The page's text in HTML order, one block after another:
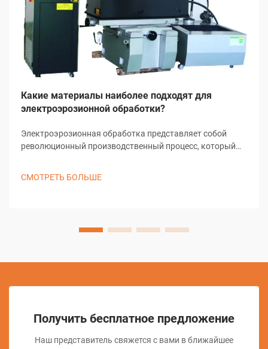
Какие материалы наиболее подходят для
электроэрозионной обработки?
Электроэрозионная обработка представляет собой
революционный производственный процесс, который
СМОТРЕТЬ БОЛЬШЕ
Получить бесплатное предложение
Наш представитель свяжется с вами в ближайшее